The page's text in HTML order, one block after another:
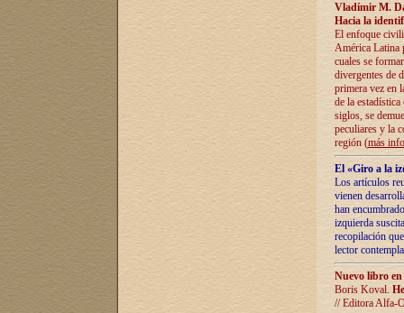
Vladímir M.
Hacia la
El enfoque
América Latina
cuales se
divergentes de
primera vez en
de la
siglos, se
peculiares y la
región (más
El «Giro a la
Los artículos
vienen
han
izquierda
recopilación
lector
Nuevo libro
Boris Koval.
// Editora Alfa-